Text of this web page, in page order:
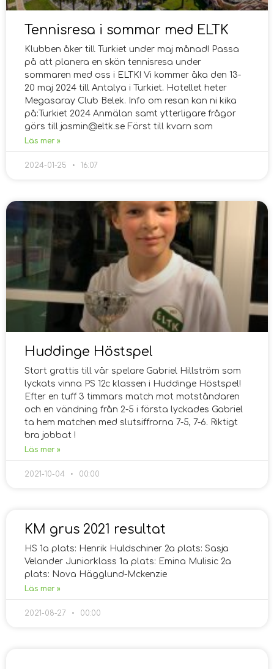
Tennisresa i sommar med ELTK
Klubben åker till Turkiet under maj månad! Passa
på att planera en skön tennisresa under
sommaren med oss i ELTK! Vi kommer åka den 13-
20 maj 2024 till Antalya i Turkiet. Hotellet heter
Megasaray Club Belek. Info om resan kan ni kika
på:Turkiet 2024 Anmälan samt ytterligare frågor
görs till jasmin@eltk.se Först till kvarn som
Läs mer »
2024-01-25 16:07
Huddinge Höstspel
Stort grattis till vår spelare Gabriel Hillström som
lyckats vinna PS 12c klassen i Huddinge Höstspel!
Efter en tuff 3 timmars match mot motståndaren
och en vändning från 2-5 i första lyckades Gabriel
ta hem matchen med slutsiffrorna 7-5, 7-6. Riktigt
bra jobbat !
Läs mer »
2021-10-04 00:00
KM grus 2021 resultat
HS 1a plats: Henrik Huldschiner 2a plats: Sasja
Velander Juniorklass 1a plats: Emina Mulisic 2a
plats: Nova Hägglund-Mckenzie
Läs mer »
2021-08-27 00:00